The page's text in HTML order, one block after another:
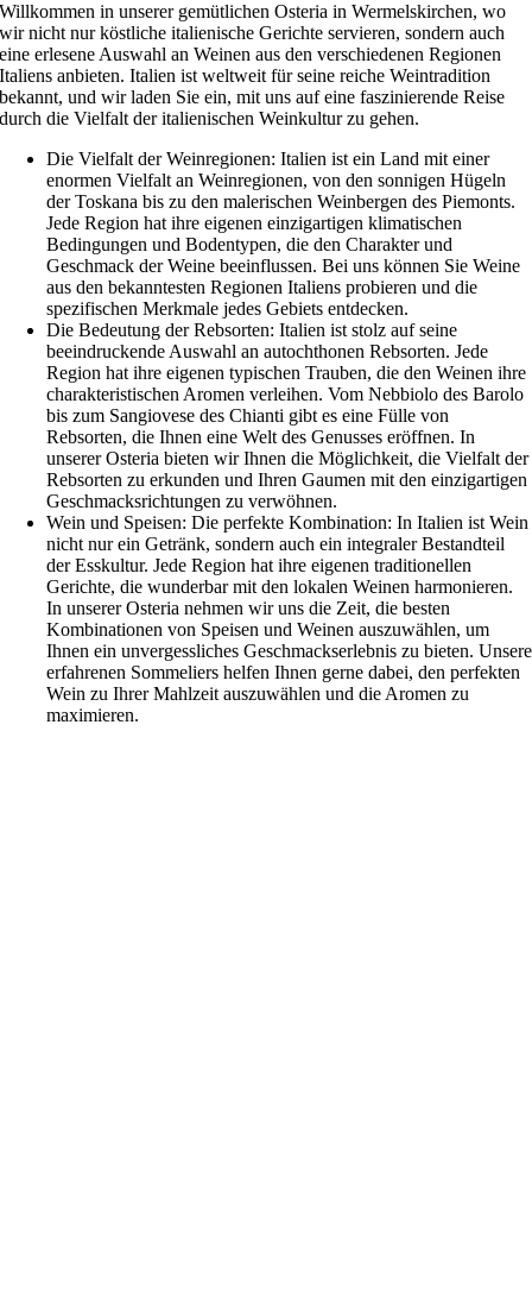
Willkommen in unserer gemütlichen Osteria in Wermelskirchen, wo
wir nicht nur köstliche italienische Gerichte servieren, sondern auch
eine erlesene Auswahl an Weinen aus den verschiedenen Regionen
Italiens anbieten. Italien ist weltweit für seine reiche Weintradition
bekannt, und wir laden Sie ein, mit uns auf eine faszinierende Reise
durch die Vielfalt der italienischen Weinkultur zu gehen.
Die Vielfalt der Weinregionen: Italien ist ein Land mit einer
enormen Vielfalt an Weinregionen, von den sonnigen Hügeln
der Toskana bis zu den malerischen Weinbergen des Piemonts.
Jede Region hat ihre eigenen einzigartigen klimatischen
Bedingungen und Bodentypen, die den Charakter und
Geschmack der Weine beeinflussen. Bei uns können Sie Weine
aus den bekanntesten Regionen Italiens probieren und die
spezifischen Merkmale jedes Gebiets entdecken.
Die Bedeutung der Rebsorten: Italien ist stolz auf seine
beeindruckende Auswahl an autochthonen Rebsorten. Jede
Region hat ihre eigenen typischen Trauben, die den Weinen ihre
charakteristischen Aromen verleihen. Vom Nebbiolo des Barolo
bis zum Sangiovese des Chianti gibt es eine Fülle von
Rebsorten, die Ihnen eine Welt des Genusses eröffnen. In
unserer Osteria bieten wir Ihnen die Möglichkeit, die Vielfalt der
Rebsorten zu erkunden und Ihren Gaumen mit den einzigartigen
Geschmacksrichtungen zu verwöhnen.
Wein und Speisen: Die perfekte Kombination: In Italien ist Wein
nicht nur ein Getränk, sondern auch ein integraler Bestandteil
der Esskultur. Jede Region hat ihre eigenen traditionellen
Gerichte, die wunderbar mit den lokalen Weinen harmonieren.
In unserer Osteria nehmen wir uns die Zeit, die besten
Kombinationen von Speisen und Weinen auszuwählen, um
Ihnen ein unvergessliches Geschmackserlebnis zu bieten. Unsere
erfahrenen Sommeliers helfen Ihnen gerne dabei, den perfekten
Wein zu Ihrer Mahlzeit auszuwählen und die Aromen zu
maximieren.